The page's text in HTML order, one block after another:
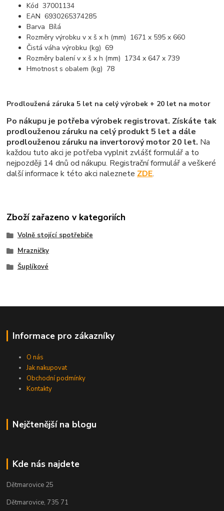
Kód 37001134
EAN 6930265374285
Barva Bílá
Rozměry výrobku v x š x h (mm) 1671 x 595 x 660
Čistá váha výrobku (kg) 69
Rozměry balení v x š x h (mm) 1734 x 647 x 739
Hmotnost s obalem (kg) 78
Prodloužená záruka 5 let na celý výrobek + 20 let na motor
Po nákupu je potřeba výrobek registrovat. Získáte tak
prodlouženou záruku na celý produkt 5 let a dále
prodlouženou záruku na invertorový motor 20 let. Na
každou tuto akci je potřeba vyplnit zvlášť formulář a to
nejpozději 14 dnů od nákupu. Registrační formulář a veškeré
další informace k této akci naleznete ZDE.
Zboží zařazeno v kategoriích
Volně stojící spotřebiče
Mrazničky
Šuplíkové
Informace pro zákazníky
O nás
Jak nakupovat
Obchodní podmínky
Kontakty
Nejčtenější na blogu
Kde nás najdete
Dětmarovice 25
Dětmarovice, 735 71